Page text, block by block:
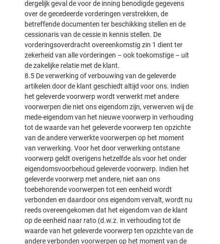
dergelijk geval de voor de inning benodigde gegevens
over de gecedeerde vorderingen verstrekken, de
betreffende documenten ter beschikking stellen en de
cessionaris van de cessie in kennis stellen. De
vorderingsoverdracht overeenkomstig zin 1 dient ter
zekerheid van alle vorderingen – ook toekomstige – uit
de zakelijke relatie met de klant.
8.5 De verwerking of verbouwing van de geleverde
artikelen door de klant geschiedt altijd voor ons. Indien
het geleverde voorwerp wordt verwerkt met andere
voorwerpen die niet ons eigendom zijn, verwerven wij de
mede-eigendom van het nieuwe voorwerp in verhouding
tot de waarde van het geleverde voorwerp ten opzichte
van de andere verwerkte voorwerpen op het moment
van verwerking. Voor het door verwerking ontstane
voorwerp geldt overigens hetzelfde als voor het onder
eigendomsvoorbehoud geleverde voorwerp. Indien het
geleverde voorwerp met andere, niet aan ons
toebehorende voorwerpen tot een eenheid wordt
verbonden en daardoor ons eigendom vervalt, wordt nu
reeds overeengekomen dat het eigendom van de klant
op de eenheid naar rato (d.w.z. in verhouding tot de
waarde van het geleverde voorwerp ten opzichte van de
andere verbonden voorwerpen op het moment van de